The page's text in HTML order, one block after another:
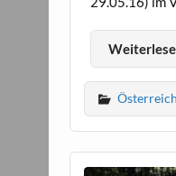
Österreich